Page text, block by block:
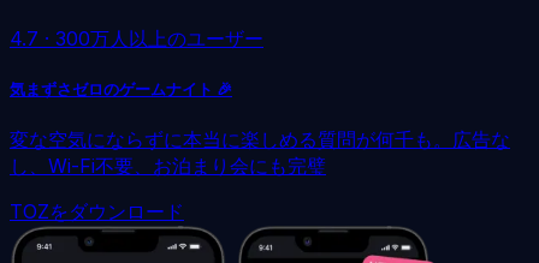
4.7 · 300万人以上のユーザー
気まずさゼロのゲームナイト 🎉
変な空気にならずに本当に楽しめる質問が何千も。広告な
し、Wi-Fi不要、お泊まり会にも完璧
TOZをダウンロード